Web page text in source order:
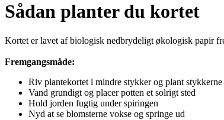
Sådan planter du kortet
Kortet er lavet af biologisk nedbrydeligt økologisk papir
Fremgangsmåde:
Riv plantekortet i mindre stykker og plant
Vand grundigt og placer potten et solrigt sted
Hold jorden fugtig under spiringen
Nyd at se blomsterne vokse og springe ud